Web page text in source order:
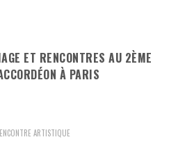
ET RENCONTRES AU 2ÈME
À PARIS
ARTISTIQUE